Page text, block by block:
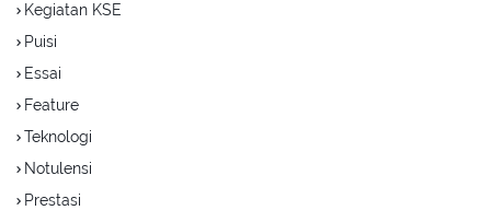
Kegiatan KSE
Puisi
Essai
Feature
Teknologi
Notulensi
Prestasi